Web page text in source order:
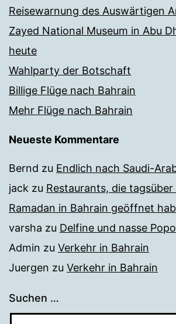
Reisewarnung des Auswärtigen
Zayed National Museum in Abu
heute
Wahlparty der Botschaft
Billige Flüge nach Bahrain
Mehr Flüge nach Bahrain
Neueste Kommentare
Bernd zu Endlich nach Saudi-
jack zu Restaurants, die
Ramadan in Bahrain geöffnet
varsha zu Delfine und nasse
Admin zu Verkehr in Bahrain
Juergen zu Verkehr in Bahrain
Suchen …